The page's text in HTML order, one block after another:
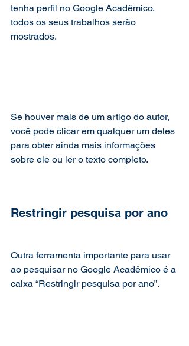
tenha perfil no Google Acadêmico,
todos os seus trabalhos serão
mostrados.
Se houver mais de um artigo do autor,
você pode clicar em qualquer um deles
para obter ainda mais informações
sobre ele ou ler o texto completo.
Restringir pesquisa por ano
Outra ferramenta importante para usar
ao pesquisar no Google Acadêmico é a
caixa “Restringir pesquisa por ano”.